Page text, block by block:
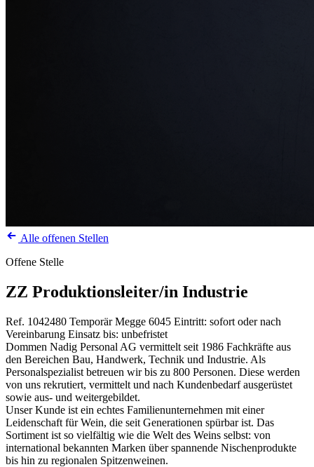
Alle offenen Stellen
Offene Stelle
ZZ Produktionsleiter/in Industrie
Ref. 1042480 Temporär Megge 6045 Eintritt: sofort oder nach
Vereinbarung Einsatz bis: unbefristet
Dommen Nadig Personal AG vermittelt seit 1986 Fachkräfte aus
den Bereichen Bau, Handwerk, Technik und Industrie. Als
Personalspezialist betreuen wir bis zu 800 Personen. Diese werden
von uns rekrutiert, vermittelt und nach Kundenbedarf ausgerüstet
sowie aus- und weitergebildet.
Unser Kunde ist ein echtes Familienunternehmen mit einer
Leidenschaft für Wein, die seit Generationen spürbar ist. Das
Sortiment ist so vielfältig wie die Welt des Weins selbst: von
international bekannten Marken über spannende Nischenprodukte
bis hin zu regionalen Spitzenweinen.